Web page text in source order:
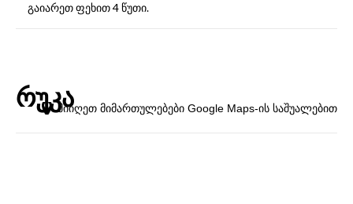
გაიარეთ ფეხით 4 წუთი.
რუკამიიღეთ მიმართულებები Google Maps-ის საშუალებით